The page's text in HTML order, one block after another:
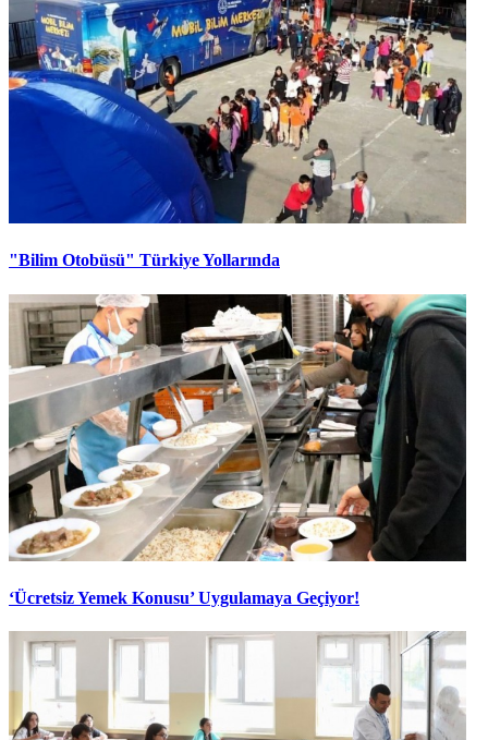
"Bilim Otobüsü" Türkiye Yollarında
‘Ücretsiz Yemek Konusu’ Uygulamaya Geçiyor!